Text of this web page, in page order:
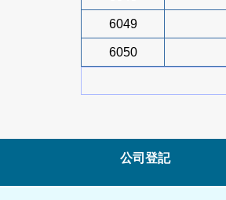
6049
6050
公司登記